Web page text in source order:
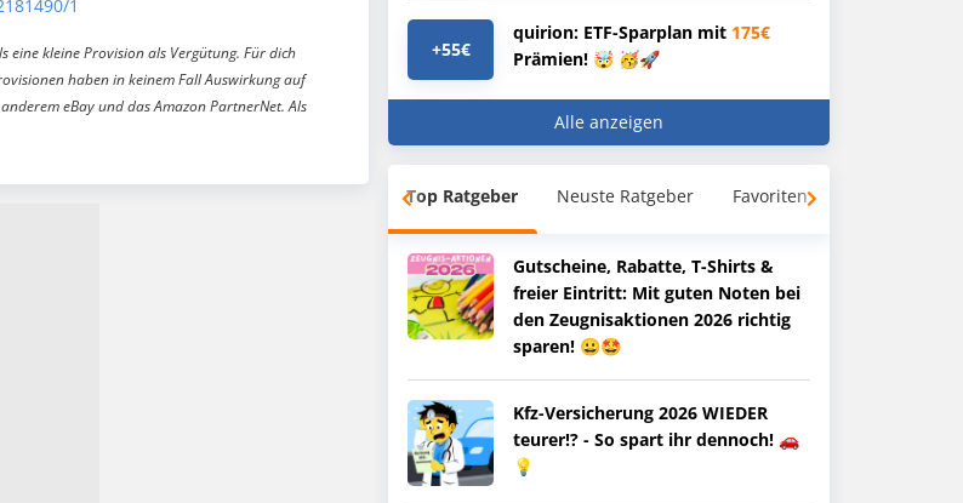
1
kleine Provision als Vergütung. Für dich
haben in keinem Fall Auswirkung auf
eBay und das Amazon PartnerNet. Als
+55€
quirion: ETF-Sparplan mit 175€
Prämien! 🤯 🥳🚀
Alle anzeigen
Top Ratgeber Neuste Ratgeber Favoriten
Gutscheine, Rabatte, T-Shirts &
freier Eintritt: Mit guten Noten bei
den Zeugnisaktionen 2026 richtig
sparen! 😀🤩
Kfz-Versicherung 2026 WIEDER
teurer!? - So spart ihr dennoch! 🚗
💡